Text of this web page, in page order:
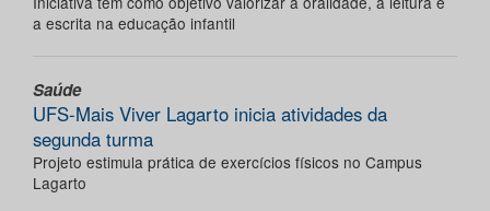
a escrita na educação infantil
Saúde
UFS-Mais Viver Lagarto inicia atividades da
segunda turma
Projeto estimula prática de exercícios físicos no Campus
Lagarto